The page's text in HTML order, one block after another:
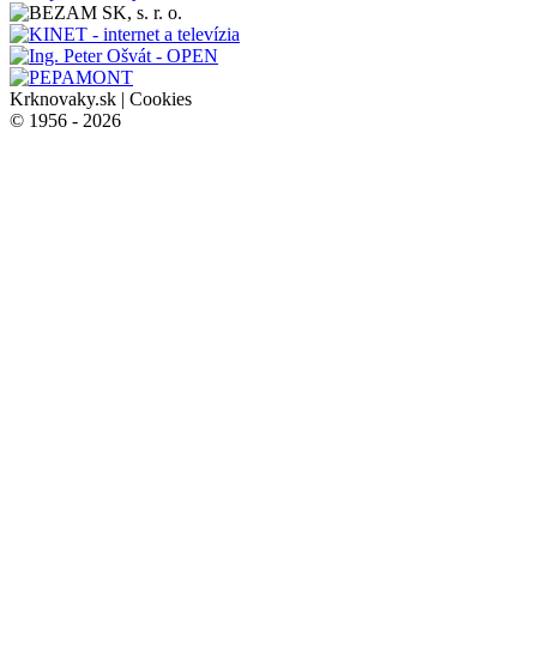
Krknovaky.sk | Cookies
© 1956 - 2026